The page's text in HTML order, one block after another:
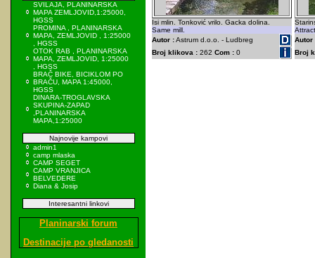
SVILAJA, PLANINARSKA
MAPA ZEMLJOVID,1:25000,
HGSS
PROMINA , PLANINARSKA
MAPA, ZEMLJOVID , 1:25000
, HGSS
OTOK RAB , PLANINARSKA
MAPA, ZEMLJOVID, 1:25000
, HGSS
BRAČ BIKE, BICIKLOM PO
BRAČU, MAPA 1:45000,
HGSS
DINARA-TROGLAVSKA
SKUPINA-ZAPAD
,PLANINARSKA
MAPA,1:25000
Najnovije kampovi
admin1
camp mlaska
CAMP SEGET
CAMP VRANJICA
BELVEDERE
Diana & Josip
Interesantni linkovi
Planinarski forum
Destinacije po gledanosti
Isi mlin. Tonković vrilo. Gacka dolina.
Same mill.
Autor :Astrum d.o.o. - Ludbreg
Broj klikova : 262 Com : 0
Autor
Broj